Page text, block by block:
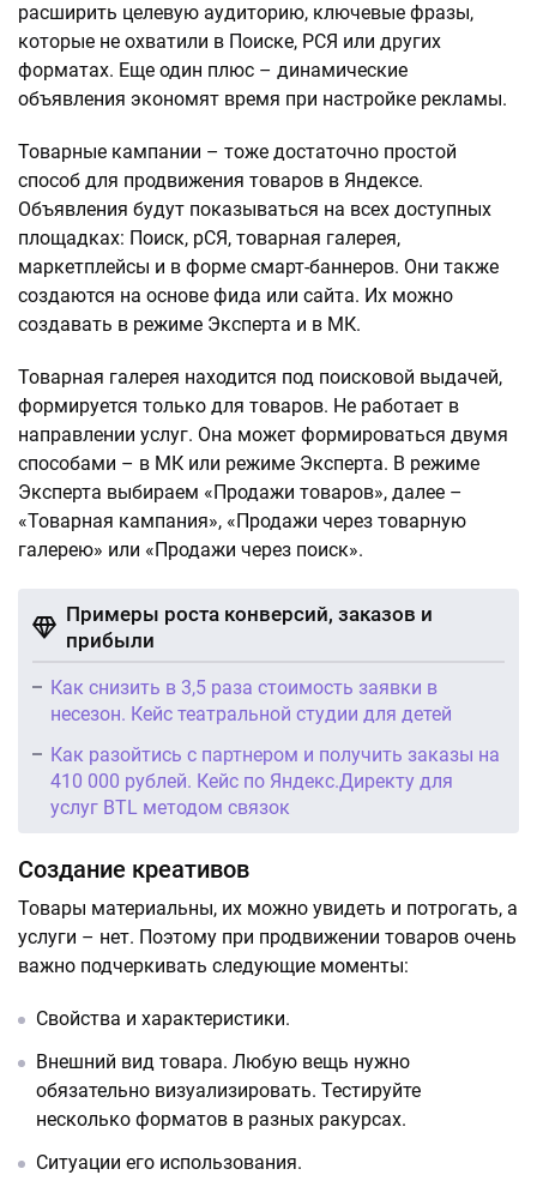
расширить целевую аудиторию, ключевые фразы,
которые не охватили в Поиске, РСЯ или других
форматах. Еще один плюс – динамические
объявления экономят время при настройке рекламы.
Товарные кампании – тоже достаточно простой
способ для продвижения товаров в Яндексе.
Объявления будут показываться на всех доступных
площадках: Поиск, рСЯ, товарная галерея,
маркетплейсы и в форме смарт-баннеров. Они также
создаются на основе фида или сайта. Их можно
создавать в режиме Эксперта и в МК.
Товарная галерея находится под поисковой выдачей,
формируется только для товаров. Не работает в
направлении услуг. Она может формироваться двумя
способами – в МК или режиме Эксперта. В режиме
Эксперта выбираем «Продажи товаров», далее –
«Товарная кампания», «Продажи через товарную
галерею» или «Продажи через поиск».
Примеры роста конверсий, заказов и
прибыли
Как снизить в 3,5 раза стоимость заявки в
несезон. Кейс театральной студии для детей
Как разойтись с партнером и получить заказы на
410 000 рублей. Кейс по Яндекс.Директу для
услуг BTL методом связок
Создание креативов
Товары материальны, их можно увидеть и потрогать, а
услуги – нет. Поэтому при продвижении товаров очень
важно подчеркивать следующие моменты:
Свойства и характеристики.
Внешний вид товара. Любую вещь нужно
обязательно визуализировать. Тестируйте
несколько форматов в разных ракурсах.
Ситуации его использования.